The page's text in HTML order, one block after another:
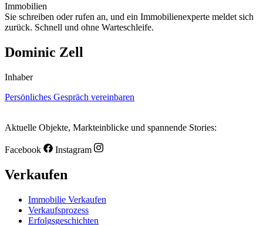
Sie schreiben oder rufen an, und ein Immobilienexperte meldet sich
zurück. Schnell und ohne Warteschleife.
Dominic Zell
Inhaber
Persönliches Gespräch vereinbaren
Aktuelle Objekte, Markteinblicke und spannende Stories:
Facebook Instagram
Verkaufen
Immobilie Verkaufen
Verkaufsprozess
Erfolgsgeschichten